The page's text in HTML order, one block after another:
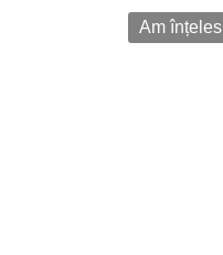
Am înțeles